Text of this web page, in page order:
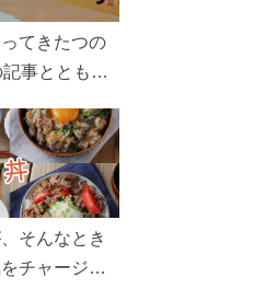
てきたつの
事とともに
わりまで。
ンテンツを
そんなとき
チャージ！